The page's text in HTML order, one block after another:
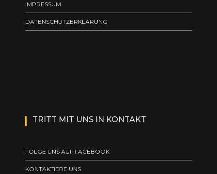
IMPRESSUM
DATENSCHUTZERKLÄRUNG
TRITT MIT UNS IN KONTAKT
FOLGE UNS AUF FACEBOOK
KONTAKTIERE UNS